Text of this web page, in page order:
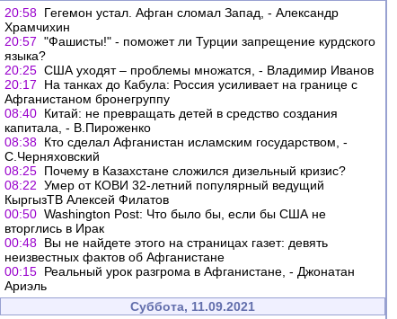
20:58 Гегемон устал. Афган сломал Запад, - Александр
Храмчихин
20:57 "Фашисты!" - поможет ли Турции запрещение курдского
языка?
20:25 США уходят – проблемы множатся, - Владимир Иванов
20:17
На танках до Кабула: Россия усиливает на границе с
Афганистаном бронегруппу
08:40 Китай: не превращать детей в средство создания
капитала, - В.Пироженко
08:38 Кто сделал Афганистан исламским государством, -
С.Черняховский
08:25 Почему в Казахстане сложился дизельный кризис?
08:22 Умер от КОВИ 32-летний популярный ведущий
КыргызТВ Алексей Филатов
00:50 Washington Post: Что было бы, если бы США не
вторглись в Ирак
00:48 Вы не найдете этого на страницах газет: девять
неизвестных фактов об Афганистане
00:15 Реальный урок разгрома в Афганистане, - Джонатан
Ариэль
Суббота, 11.09.2021